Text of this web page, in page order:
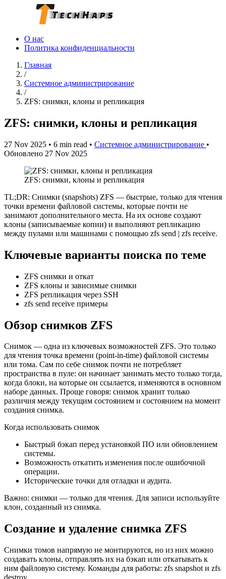
О нас
Политика конфиденциальности
Главная
/
Системное администрирование
/
ZFS: снимки, клоны и репликация
ZFS: снимки, клоны и репликация
27 Nov 2025 • 6 min read • Системное администрирование •
Обновлено 27 Nov 2025
ZFS: снимки, клоны и репликация
TL;DR: Снимки (snapshots) ZFS — быстрые, только для чтения
точки времени файловой системы, которые почти не
занимают дополнительного места. На их основе создают
клoны (записываемые копии) и выполняют репликацию
между пулами или машинами с помощью zfs send | zfs receive.
Ключевые варианты поиска по теме
ZFS снимки и откат
ZFS клоны и зависимые снимки
ZFS репликация через SSH
zfs send receive примеры
Обзор снимков ZFS
Снимок — одна из ключевых возможностей ZFS. Это только
для чтения точка времени (point-in-time) файловой системы
или тома. Сам по себе снимок почти не потребляет
пространства в пуле: он начинает занимать место только тогда,
когда блоки, на которые он ссылается, изменяются в основном
наборе данных. Проще говоря: снимок хранит только
различия между текущим состоянием и состоянием на момент
создания снимка.
Когда использовать снимок
Быстрый бэкап перед установкой ПО или обновлением
системы.
Возможность откатить изменения после ошибочной
операции.
Исторические точки для отладки и аудита.
Важно: снимки — только для чтения. Для записи используйте
клон, созданный из снимка.
Создание и удаление снимка ZFS
Снимки томов напрямую не монтируются, но из них можно
создавать клоны, отправлять их на бэкап или откатывать к
ним файловую систему. Команды для работы: zfs snapshot и zfs